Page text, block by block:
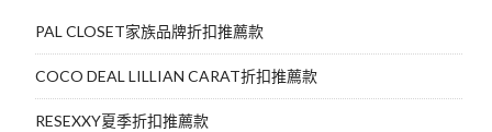
PAL CLOSET家族品牌折扣推薦款
COCO DEAL LILLIAN CARAT折扣推薦款
RESEXXY夏季折扣推薦款